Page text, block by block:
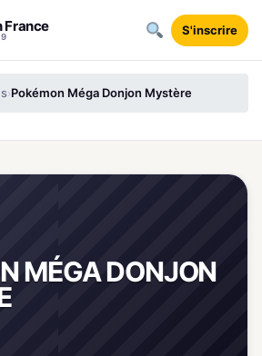
France S'inscrire
›Pokémon Méga Donjon Mystère
MÉGA DONJON